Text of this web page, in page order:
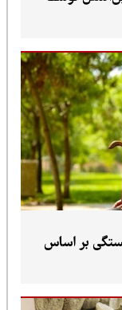
بر اساس